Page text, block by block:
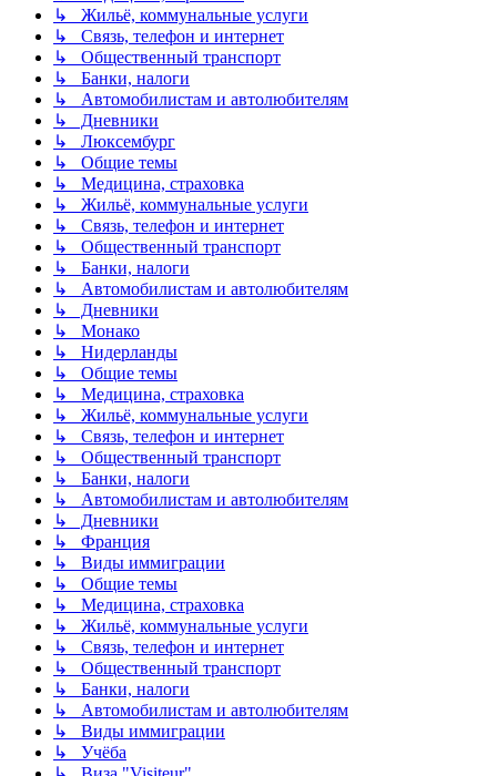
↳ Жильё, коммунальные услуги
↳ Связь, телефон и интернет
↳ Общественный транспорт
↳ Банки, налоги
↳ Автомобилистам и автолюбителям
↳ Дневники
↳ Люксембург
↳ Общие темы
↳ Медицина, страховка
↳ Жильё, коммунальные услуги
↳ Связь, телефон и интернет
↳ Общественный транспорт
↳ Банки, налоги
↳ Автомобилистам и автолюбителям
↳ Дневники
↳ Монако
↳ Нидерланды
↳ Общие темы
↳ Медицина, страховка
↳ Жильё, коммунальные услуги
↳ Связь, телефон и интернет
↳ Общественный транспорт
↳ Банки, налоги
↳ Автомобилистам и автолюбителям
↳ Дневники
↳ Франция
↳ Виды иммиграции
↳ Общие темы
↳ Медицина, страховка
↳ Жильё, коммунальные услуги
↳ Связь, телефон и интернет
↳ Общественный транспорт
↳ Банки, налоги
↳ Автомобилистам и автолюбителям
↳ Виды иммиграции
↳ Учёба